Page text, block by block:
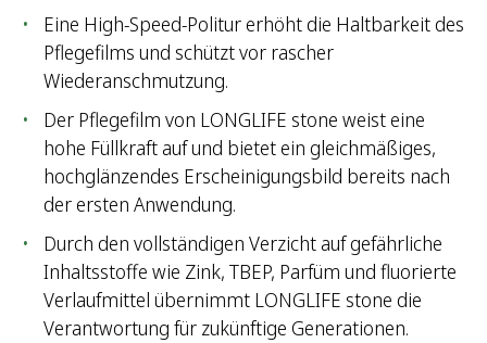
Eine High-Speed-Politur erhöht die Haltbarkeit des
Pflegefilms und schützt vor rascher
Wiederanschmutzung.
Der Pflegefilm von LONGLIFE stone weist eine
hohe Füllkraft auf und bietet ein gleichmäßiges,
hochglänzendes Erscheinigungsbild bereits nach
der ersten Anwendung.
Durch den vollständigen Verzicht auf gefährliche
Inhaltsstoffe wie Zink, TBEP, Parfüm und fluorierte
Verlaufmittel übernimmt LONGLIFE stone die
Verantwortung für zukünftige Generationen.